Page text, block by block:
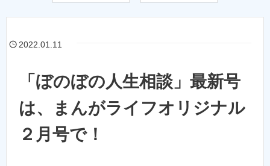
2022.01.11
「ぼのぼの人生相談」最新号
は、まんがライフオリジナル
２月号で！